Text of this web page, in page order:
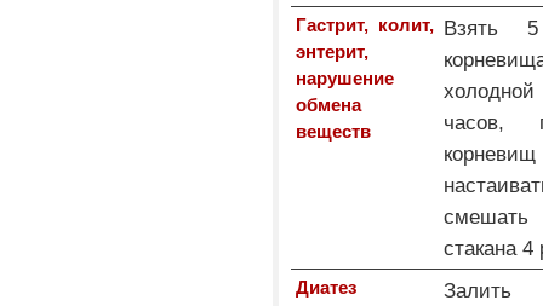
Гастрит, колит,
энтерит,
нарушение
обмена
веществ
Взять 5
часов,
стакана
Диатез